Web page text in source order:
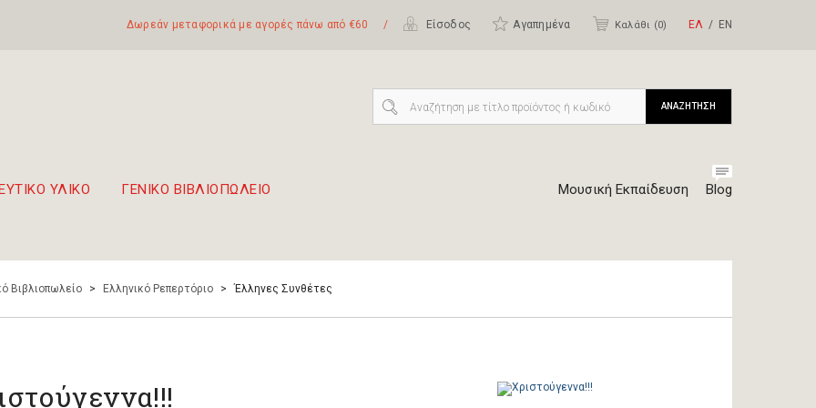
Δωρεάν μεταφορικά με αγορές πάνω από €60 / Είσοδος Αγαπημένα Καλάθι (0) ΕΛ ΕΝ
ΥΛΙΚΟ ΓΕΝΙΚΟ ΒΙΒΛΙΟΠΩΛΕΙΟ Μουσική Εκπαίδευση Blog
ΑΝΑΖΗΤΗΣΗ
Βιβλιοπωλείο > Ελληνικό Ρεπερτόριο > Έλληνες Συνθέτες